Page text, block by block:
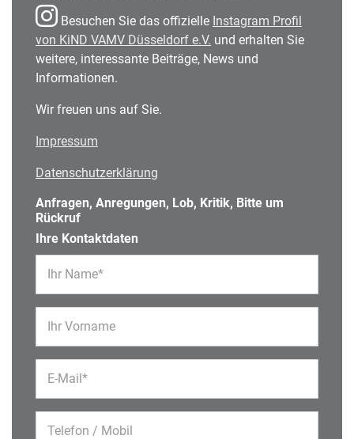
Besuchen Sie das offizielle Instagram Profil
von KiND VAMV Düsseldorf e.V. und erhalten Sie
weitere, interessante Beiträge, News und
Informationen.
Wir freuen uns auf Sie.
Impressum
Datenschutzerklärung
Anfragen, Anregungen, Lob, Kritik, Bitte um
Rückruf
Ihre Kontaktdaten
Ihr Name*
Ihr Vorname
E-Mail*
Telefon / Mobil